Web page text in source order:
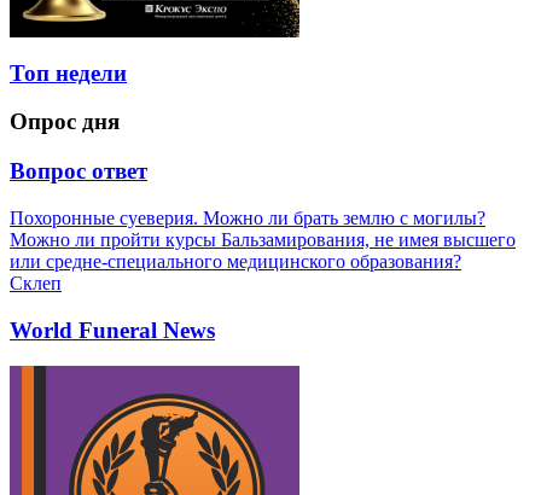
Топ недели
Опрос дня
Вопрос ответ
Похоронные суеверия. Можно ли брать землю с могилы?
Можно ли пройти курсы Бальзамирования, не имея высшего
или средне-специального медицинского образования?
Склеп
World Funeral News